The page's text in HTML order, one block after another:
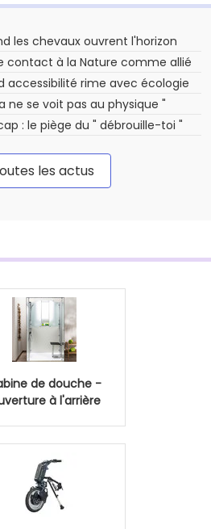
les chevaux ouvrent l'horizon
contact à la Nature comme allié
accessibilité rime avec écologie
ne se voit pas au physique "
: le piège du " débrouille-toi "
les actus
de douche -
à l'arrière